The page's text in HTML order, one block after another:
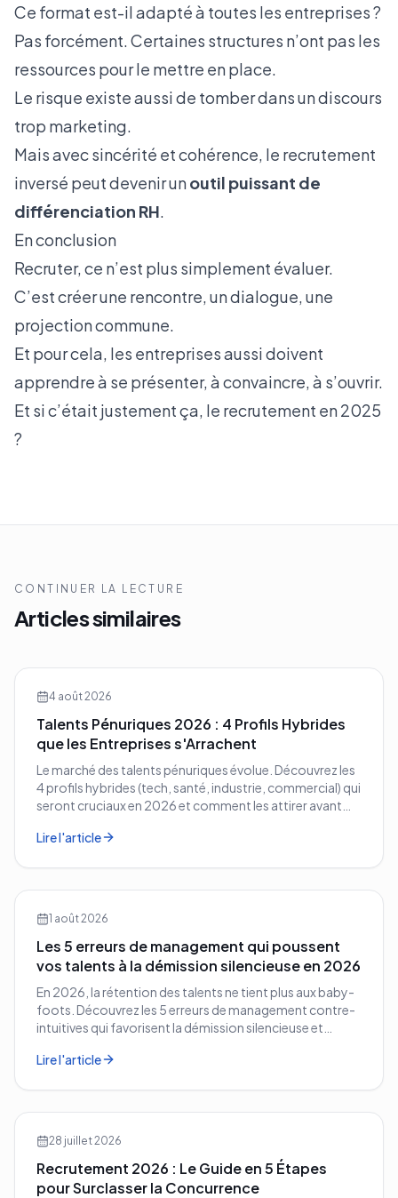
Ce format est-il adapté à toutes les entreprises ?
Pas forcément. Certaines structures n’ont pas les
ressources pour le mettre en place.
Le risque existe aussi de tomber dans un discours
trop marketing.
Mais avec sincérité et cohérence, le recrutement
inversé peut devenir unoutil puissant de
différenciation RH.
En conclusion
Recruter, ce n’est plus simplement évaluer.
C’est créer une rencontre, un dialogue, une
projection commune.
Et pour cela, les entreprises aussi doivent
apprendre à se présenter, à convaincre, à s’ouvrir.
Et si c’était justement ça, le recrutement en 2025
?
CONTINUER LA LECTURE
Articles similaires
4 août 2026
Talents Pénuriques 2026 : 4 Profils Hybrides
que les Entreprises s'Arrachent
Le marché des talents pénuriques évolue. Découvrez les
4 profils hybrides (tech, santé, industrie, commercial) qui
seront cruciaux en 2026 et comment les attirer avant
Lire l'article
1 août 2026
Les 5 erreurs de management qui poussent
vos talents à la démission silencieuse en 2026
En 2026, la rétention des talents ne tient plus aux baby-
foots. Découvrez les 5 erreurs de management contre-
intuitives qui favorisent la démission silencieuse et
Lire l'article
28 juillet 2026
Recrutement 2026 : Le Guide en 5 Étapes
pour Surclasser la Concurrence